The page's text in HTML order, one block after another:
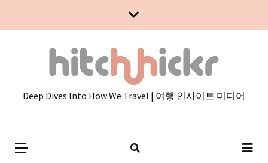
Deep Dives Into How We Travel | 여행 인사이트 미디어